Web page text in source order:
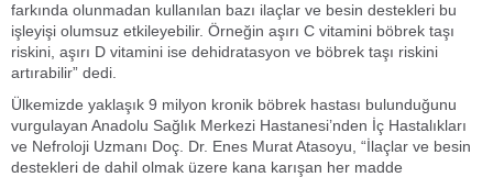
farkında olunmadan kullanılan bazı ilaçlar ve besin destekleri bu
işleyişi olumsuz etkileyebilir. Örneğin aşırı C vitamini böbrek taşı
riskini, aşırı D vitamini ise dehidratasyon ve böbrek taşı riskini
artırabilir” dedi.
Ülkemizde yaklaşık 9 milyon kronik böbrek hastası bulunduğunu
vurgulayan Anadolu Sağlık Merkezi Hastanesi’nden İç Hastalıkları
ve Nefroloji Uzmanı Doç. Dr. Enes Murat Atasoyu, “İlaçlar ve besin
destekleri de dahil olmak üzere kana karışan her madde